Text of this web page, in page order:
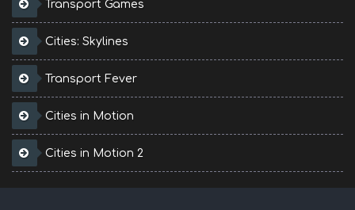
Transport Games
Cities: Skylines
Transport Fever
Cities in Motion
Cities in Motion 2